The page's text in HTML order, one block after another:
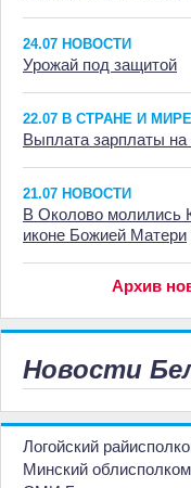
24.07 НОВОСТИ
Урожай под защитой
22.07 В СТРАНЕ И МИРЕ
Выплата зарплаты на
21.07 НОВОСТИ
В Околово молились
иконе Божией Матери
Архив
Новости
Логойский
Минский облисполком